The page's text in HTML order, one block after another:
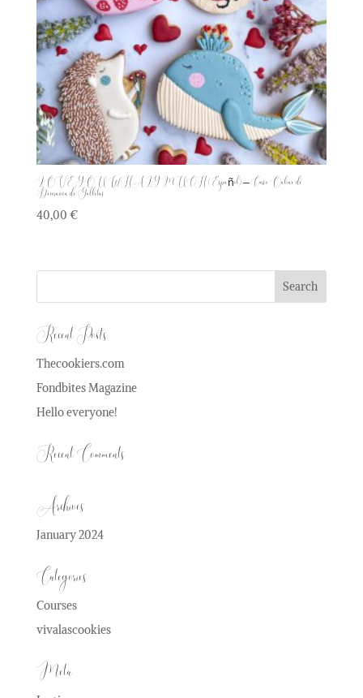
LOVE YOU WHALY MUCH (Español) – Curso Online de
Decoración de Galletas
40,00 €
Recent Posts
Thecookiers.com
Fondbites Magazine
Hello everyone!
Recent Comments
Archives
January 2024
Categories
Courses
vivalascookies
Meta